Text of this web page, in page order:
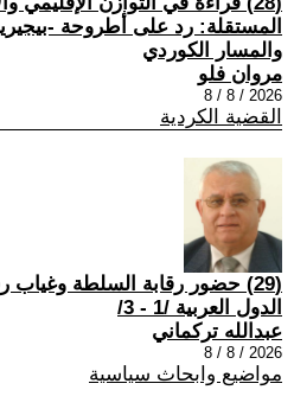
المستقلة: رد على أطروحة -
والمسار الكوردي
مروان فلو
2026 / 8 / 8
القضية الكردية
(29) حضور رقابة السلطة وغياب
الدول العربية /1 - 3/
عبدالله تركماني
2026 / 8 / 8
مواضيع وابحاث سياسية